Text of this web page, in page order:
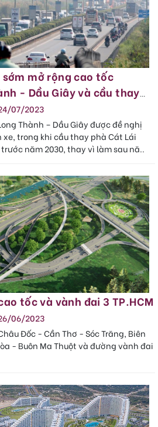
mở rộng cao tốc
- Dầu Giây và cầu thay
07/2023
Thành – Dầu Giây được đề nghị
xe, trong khi cầu thay phà Cát Lái
năm 2030, thay vì làm sau nă..
tốc và vành đai 3 TP.HCM
06/2023
Đốc - Cần Thơ - Sóc Trăng, Biên
- Buôn Ma Thuột và đường vành đai